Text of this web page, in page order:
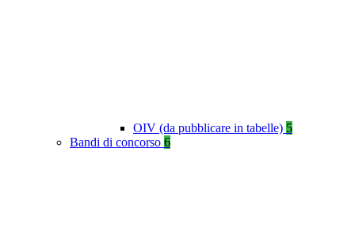
OIV (da pubblicare in tabelle) 5
Bandi di concorso 6